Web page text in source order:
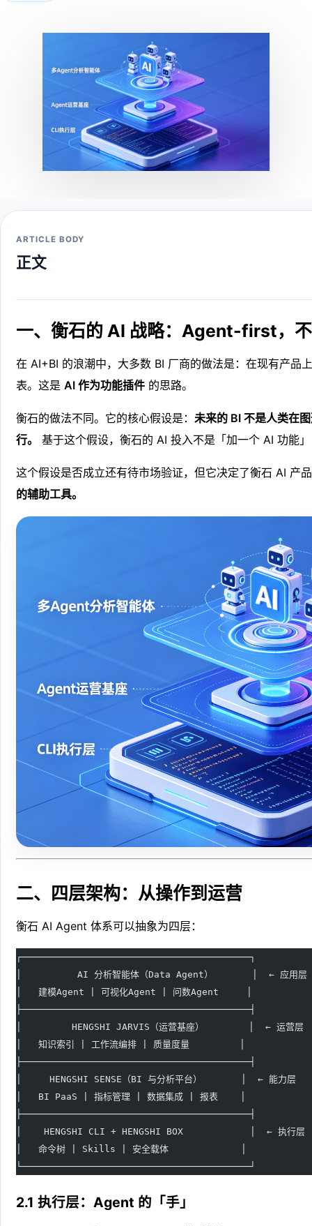
ARTICLE BODY
正文
一、衡石的 AI 战略：Agent-first，
在 AI+BI 的浪潮中，大多数 BI 厂商的做法是：在现有产品
表。这是AI 作为功能插件 的思路。
衡石的做法不同。它的核心假设是： 未来的 BI 不是人类在
行。
基于这个假设，衡石的 AI 投入不是「加一个 AI 功能
这个假设是否成立还有待市场验证，但它决定了衡石 AI 产
的辅助工具。
二、四层架构：从操作到运营
衡石 AI Agent 体系可以抽象为四层：
┌─────────────────────────────────────────┐
│          AI 分析智能体（Data Agent）       │  ← 应用层
│   建模Agent | 可视化Agent | 问数Agent     │
├─────────────────────────────────────────┤
│         HENGSHI JARVIS（运营基座）        │  ← 运营层
│   知识索引 | 工作流编排 | 质量度量         │
├─────────────────────────────────────────┤
│     HENGSHI SENSE（BI 与分析平台）       │  ← 能力层
│   BI PaaS | 指标管理 | 数据集成 | 报表    │
├─────────────────────────────────────────┤
│    HENGSHI CLI + HENGSHI BOX            │  ← 执行层
│   命令树 | Skills | 安全载体             │
└─────────────────────────────────────────┘
2.1 执行层：Agent 的「手」